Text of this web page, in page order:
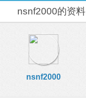
nsnf2000的资料
nsnf2000